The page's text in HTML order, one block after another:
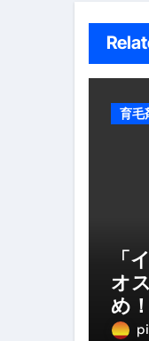
育毛
「
オ
め！